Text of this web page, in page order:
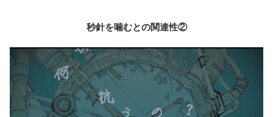
秒針を噛むとの関連性②